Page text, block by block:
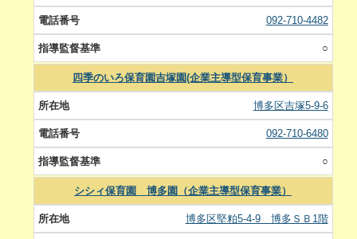
092-710-4482
○
四季のいろ保育園吉塚園(企業主導型保育事業）
博多区吉塚5-9-6
092-710-6480
○
シシィ保育園 博多園（企業主導型保育事業）
博多区堅粕5-4-9 博多ＳＢ1階